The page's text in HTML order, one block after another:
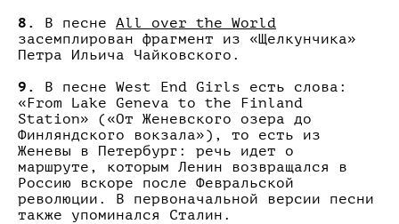
8. В песне All over the World
засемплирован фрагмент из «Щелкунчика»
Петра Ильича Чайковского.
9. В песне West End Girls есть слова:
«From Lake Geneva to the Finland
Station» («От Женевского озера до
Финляндского вокзала»), то есть из
Женевы в Петербург: речь идет о
маршруте, которым Ленин возвращался в
Россию вскоре после Февральской
революции. В первоначальной версии песни
также упоминался Сталин.